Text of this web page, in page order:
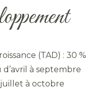
(TAD) : 30 %
à septembre
juillet à octobre